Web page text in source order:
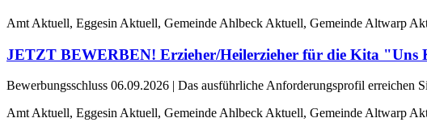
Amt Aktuell, Eggesin Aktuell, Gemeinde Ahlbeck Aktuell, Gemeinde Altwarp
JETZT BEWERBEN! Erzieher/Heilerzieher für die Kita "Uns
Bewerbungsschluss 06.09.2026 | Das ausführliche Anforderungsprofil erreichen
Amt Aktuell, Eggesin Aktuell, Gemeinde Ahlbeck Aktuell, Gemeinde Altwarp